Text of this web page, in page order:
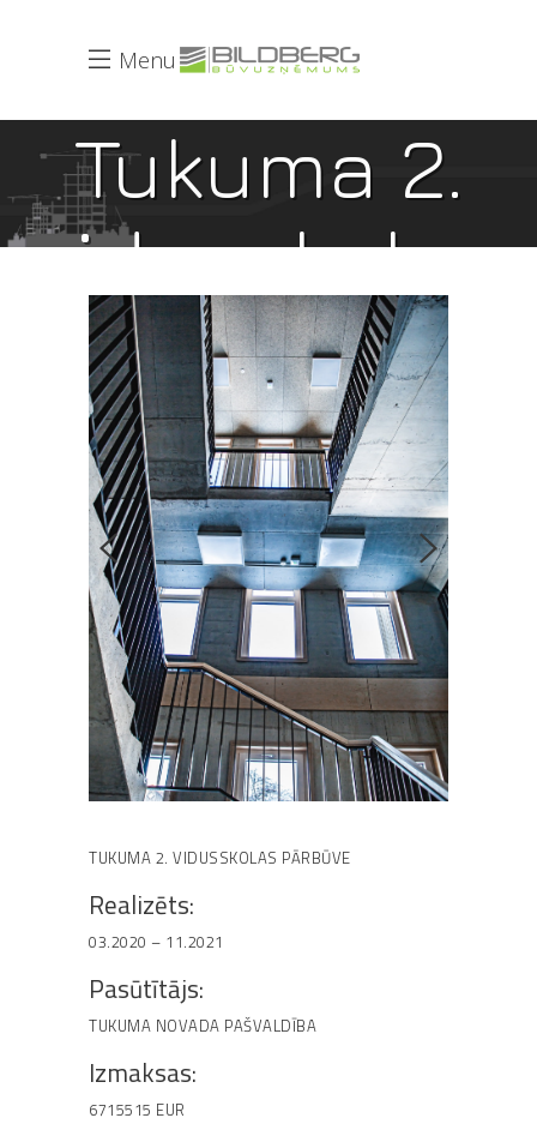
Menu
Tukuma 2.
vidusskolas
pārbūve
TUKUMA 2. VIDUSSKOLAS PĀRBŪVE
Realizēts:
03.2020 – 11.2021
Pasūtītājs:
TUKUMA NOVADA PAŠVALDĪBA
Izmaksas:
6715515 EUR